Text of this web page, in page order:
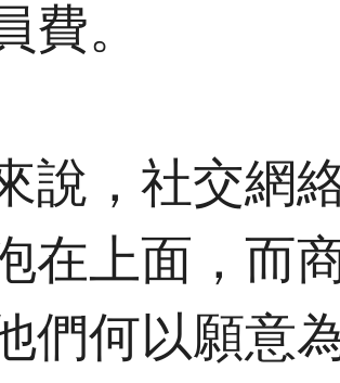
費。
說，社交網
在上面，而
們何以願意